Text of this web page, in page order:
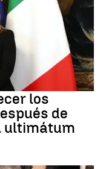
los
de
ultimátum